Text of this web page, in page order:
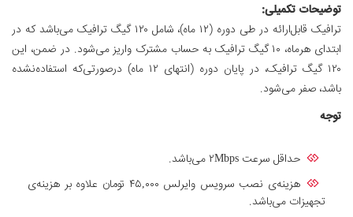
توضیحات تکمیلی:
ترافیک قابل‌ارائه در طی دوره (۱۲ ماه)، شامل ۱۲۰ گیگ ترافیک می‌باشد که در
ابتدای هرماه، ۱۰ گیگ ترافیک به ‌حساب مشترک واریز می‌شود. در ضمن، این
۱۲۰ گیگ ترافیک، در پایان دوره (انتهای ۱۲ ماه) درصورتی‌که استفاده‌نشده
باشد، صفر می‌شود.
توجه
حداقل سرعت ۲Mbps می‌باشد.
هزینه‌ی نصب سرویس وایرلس ۴۵,۰۰۰ تومان علاوه بر هزینه‌ی
تجهیزات می‌باشد.